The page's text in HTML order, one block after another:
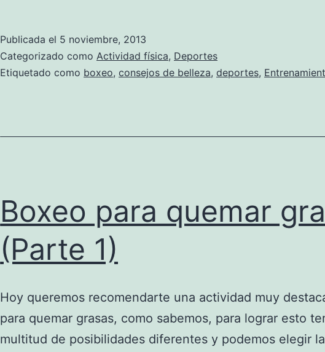
Publicada el 5 noviembre, 2013
Categorizado como Actividad física, Deportes
Etiquetado como boxeo, consejos de belleza, deportes,
Boxeo para quemar
(Parte 1)
Hoy queremos recomendarte una actividad muy
para quemar grasas, como sabemos, para lograr esto
multitud de posibilidades diferentes y podemos elegir